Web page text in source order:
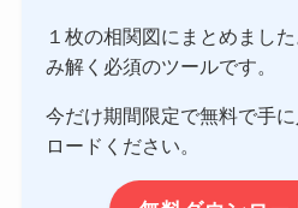
１枚の相関図にまとめまし
み解く必須のツールです。
今だけ期間限定で無料で手
ロードください。